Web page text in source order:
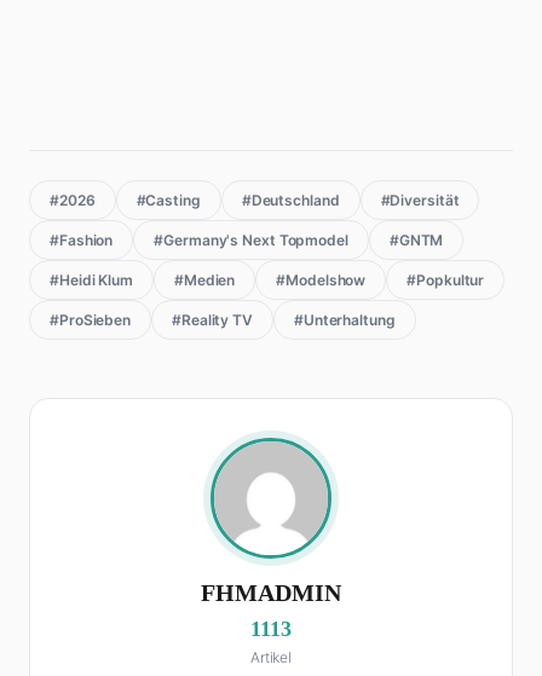
#2026 #Casting #Deutschland #Diversität
#Fashion #Germany's Next Topmodel #GNTM
#Heidi Klum #Medien #Modelshow #Popkultur
#ProSieben #Reality TV #Unterhaltung
FHMADMIN
1113
Artikel